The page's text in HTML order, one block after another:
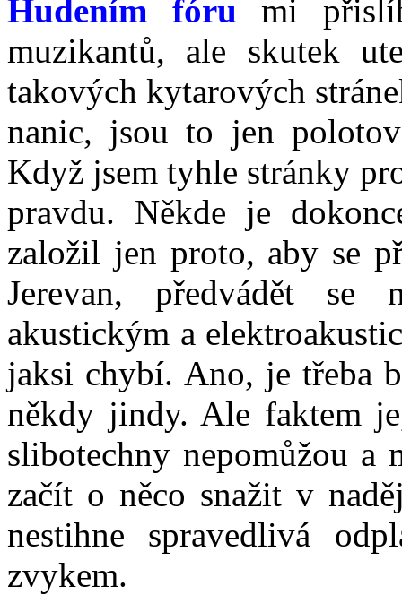
Hudením fóru mi
muzikantů, ale skutek
takových kytarových
nanic, jsou to jen
Když jsem tyhle stránky
pravdu. Někde je
založil jen proto, aby se
Jerevan, předvádět se
akustickým a
jaksi chybí. Ano, je třeba
někdy jindy. Ale faktem
slibotechny nepomůžou a
začít o něco snažit v
nestihne spravedlivá
zvykem.